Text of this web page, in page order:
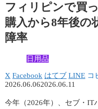
フィリピンで買
購入から8年後の
障率
日用品
X Facebook はてブ LINE コ
2026.06.062026.06.11
今年（2026年）、セブ・IT